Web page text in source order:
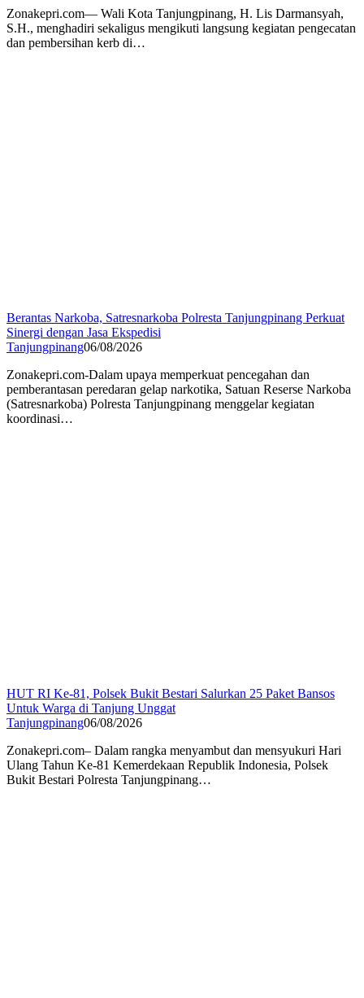
Zonakepri.com— Wali Kota Tanjungpinang, H. Lis Darmansyah,
S.H., menghadiri sekaligus mengikuti langsung kegiatan pengecatan
dan pembersihan kerb di…
Berantas Narkoba, Satresnarkoba Polresta Tanjungpinang Perkuat
Sinergi dengan Jasa Ekspedisi
Tanjungpinang06/08/2026
Zonakepri.com-Dalam upaya memperkuat pencegahan dan
pemberantasan peredaran gelap narkotika, Satuan Reserse Narkoba
(Satresnarkoba) Polresta Tanjungpinang menggelar kegiatan
koordinasi…
HUT RI Ke-81, Polsek Bukit Bestari Salurkan 25 Paket Bansos
Untuk Warga di Tanjung Unggat
Tanjungpinang06/08/2026
Zonakepri.com– Dalam rangka menyambut dan mensyukuri Hari
Ulang Tahun Ke-81 Kemerdekaan Republik Indonesia, Polsek
Bukit Bestari Polresta Tanjungpinang…